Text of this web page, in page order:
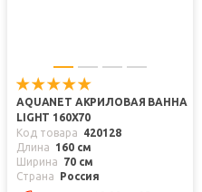
AQUANET АКРИЛОВАЯ ВАННА
LIGHT 160X70
Код товара
420128
Длина
160 см
Ширина
70 см
Страна
Россия